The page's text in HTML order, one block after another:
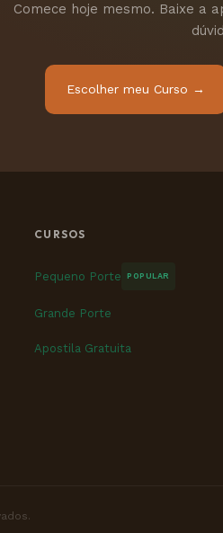
Comece hoje mesmo. Baixe a
Escolher meu Curso →
CURSOS
Pequeno Porte POPULAR
Grande Porte
Apostila Gratuita